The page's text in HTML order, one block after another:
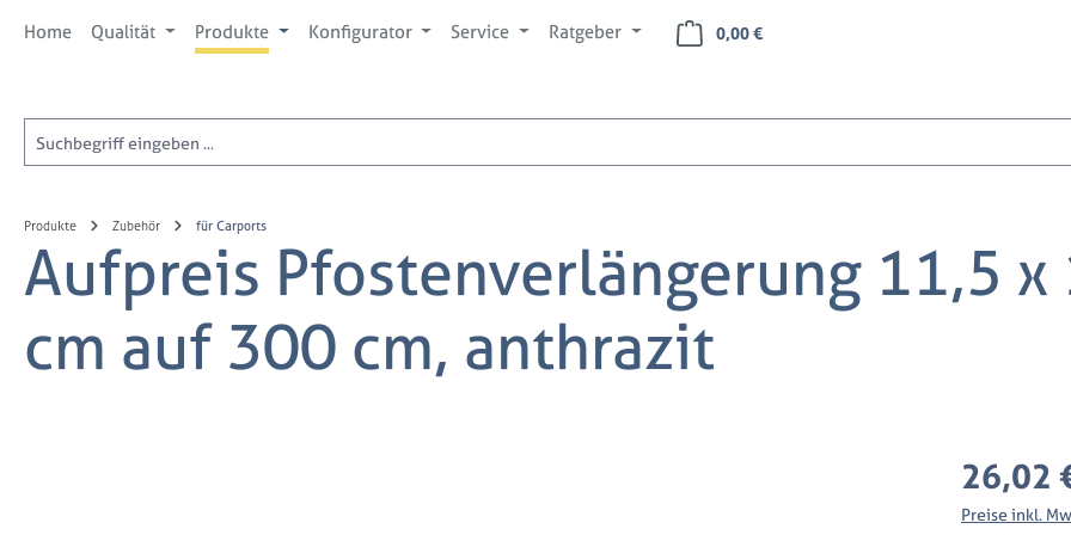
Hauptinhalt springen
Zur Suche springen
Zur Hauptnavigation springen
Home Qualität Produkte Konfigurator Service Ratgeber 0,00 €Warenkorb enthält 0 Positionen. Der
Produkte Zubehör für Carports
Aufpreis Pfostenverlängerung 11,5 x
cm auf 300 cm, anthrazit
Regulärer
26,02
Preise inkl.